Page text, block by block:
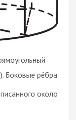
Боковые рёбра
около